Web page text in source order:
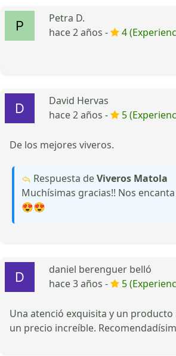
Petra D.
hace 2 años -
4
David Hervas
hace 2 años -
5
De los mejores viveros.
Respuesta deViveros Matola
Muchísimas gracias!! Nos
😍😍
daniel berenguer belló
hace 3 años -
5
Una atenció exquisita y un
un precio increíble.